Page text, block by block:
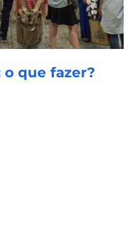
que fazer?